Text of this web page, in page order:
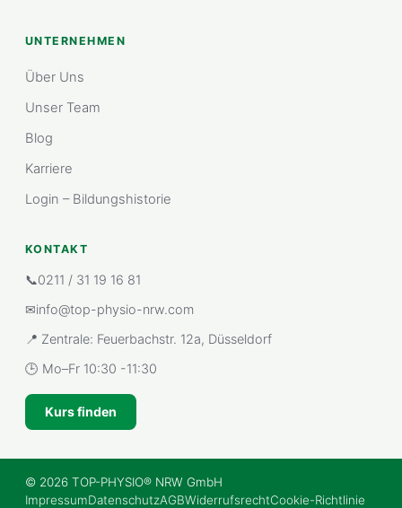
UNTERNEHMEN
Über Uns
Unser Team
Blog
Karriere
Login – Bildungshistorie
KONTAKT
📞0211 / 31 19 16 81
✉info@top-physio-nrw.com
📍 Zentrale: Feuerbachstr. 12a, Düsseldorf
🕒 Mo–Fr 10:30 -11:30
Kurs finden
© 2026 TOP-PHYSIO® NRW GmbH
ImpressumDatenschutzAGBWiderrufsrechtCookie-Richtlinie